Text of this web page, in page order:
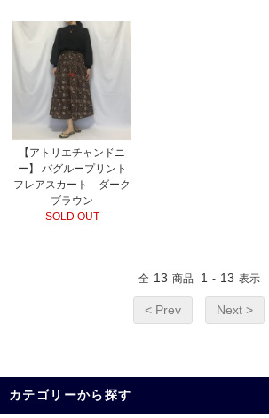
【アトリエチャンドニ
ー】 バグループリント
フレアスカート ダーク
ブラウン
SOLD OUT
全 13 商品 1 - 13 表示
< Prev Next >
カテゴリーから探す